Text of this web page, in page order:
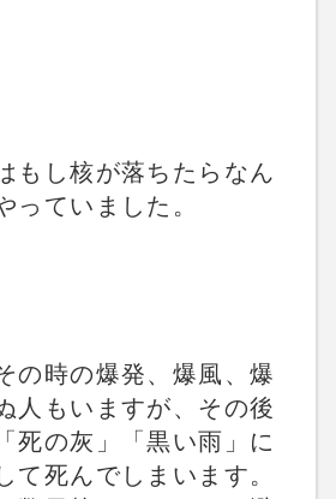
もし核が落ちたらなん
っていました。
の時の爆発、爆風、爆
人もいますが、その後
死の灰」「黒い雨」に
て死んでしまいます。